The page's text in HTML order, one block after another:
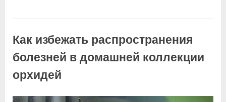
вредители
орхидей
Как избежать распространения
болезней в домашней коллекции
орхидей